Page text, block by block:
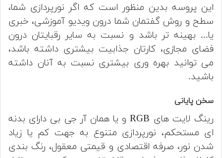
این پروسه بدین منظور است که اگر نورپردازی شما،
سطح و روش گفتمان شما درون ویدیو آموزشی، خبری
یا... بهینه تر باشد و نسبت به سایر رقبایتان درون
فضای مجازی، کارتان جذابیت بیشتری داشته باشد،
می توانید بهره وری بیشتری نسبت به آنان داشته
باشید.
سخن پایانی
رینگ لایت های RGB و یا همان آر جی بی دارای بدنه
ای مستحکم، نورپردازی متنوع به جهت کم یا زیاد
شدن نور، صرفه اقتصادی و قیمتی معقول، رنگ بندی